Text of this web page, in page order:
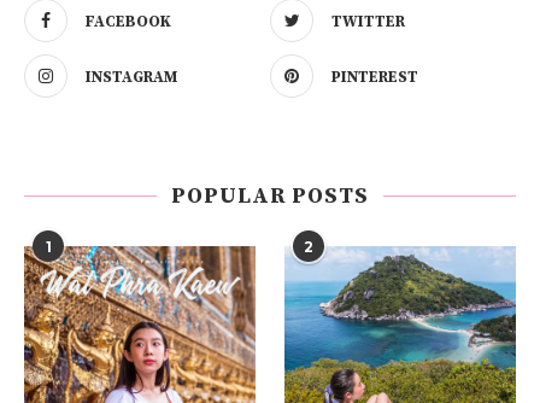
FACEBOOK TWITTER
INSTAGRAM PINTEREST
POPULAR POSTS
1 2